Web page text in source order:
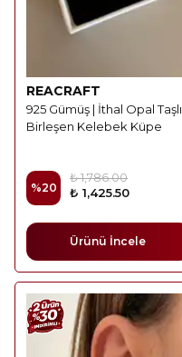
REACRAFT
925 Gümüş | İthal Opal Taşlı
Birleşen Kelebek Küpe
%20
₺ 1,786.00
₺ 1,425.50
Ürünü İncele